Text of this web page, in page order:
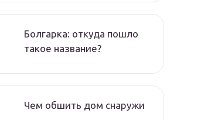
Болгарка: откуда пошло
такое название?
Чем обшить дом снаружи